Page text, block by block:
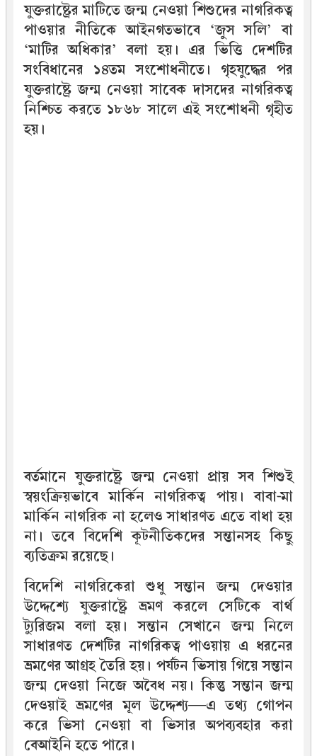
যুক্তরাষ্ট্রের মাটিতে জন্ম নেওয়া শিশুদের নাগরিকত্ব
পাওয়ার নীতিকে আইনগতভাবে ‘জুস সলি’ বা
‘মাটির অধিকার’ বলা হয়। এর ভিত্তি দেশটির
সংবিধানের ১৪তম সংশোধনীতে। গৃহযুদ্ধের পর
যুক্তরাষ্ট্রে জন্ম নেওয়া সাবেক দাসদের নাগরিকত্ব
নিশ্চিত করতে ১৮৬৮ সালে এই সংশোধনী গৃহীত
হয়।
বর্তমানে যুক্তরাষ্ট্রে জন্ম নেওয়া প্রায় সব শিশুই
স্বয়ংক্রিয়ভাবে মার্কিন নাগরিকত্ব পায়। বাবা-মা
মার্কিন নাগরিক না হলেও সাধারণত এতে বাধা হয়
না। তবে বিদেশি কূটনীতিকদের সন্তানসহ কিছু
ব্যতিক্রম রয়েছে।
বিদেশি নাগরিকেরা শুধু সন্তান জন্ম দেওয়ার
উদ্দেশ্যে যুক্তরাষ্ট্রে ভ্রমণ করলে সেটিকে বার্থ
ট্যুরিজম বলা হয়। সন্তান সেখানে জন্ম নিলে
সাধারণত দেশটির নাগরিকত্ব পাওয়ায় এ ধরনের
ভ্রমণের আগ্রহ তৈরি হয়। পর্যটন ভিসায় গিয়ে সন্তান
জন্ম দেওয়া নিজে অবৈধ নয়। কিন্তু সন্তান জন্ম
দেওয়াই ভ্রমণের মূল উদ্দেশ্য—এ তথ্য গোপন
করে ভিসা নেওয়া বা ভিসার অপব্যবহার করা
বেআইনি হতে পারে।